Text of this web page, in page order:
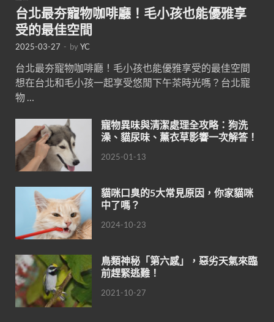
台北最夯寵物咖啡廳！毛小孩也能優雅享
受的最佳空間
2025-03-27 - byYC
台北最夯寵物咖啡廳！毛小孩也能優雅享受的最佳空間
想在台北和毛小孩一起享受悠閒下午茶時光嗎？台北寵
物 …
寵物異味與清潔處理全攻略：狗洗
澡、貓尿味、薰衣草影響一次解答！
2025-01-13
貓咪口臭的5大常見原因，你家貓咪
中了嗎？
2024-10-23
鳥類神秘「第六感」，惡劣天氣來臨
前趕緊逃難！
2021-10-27